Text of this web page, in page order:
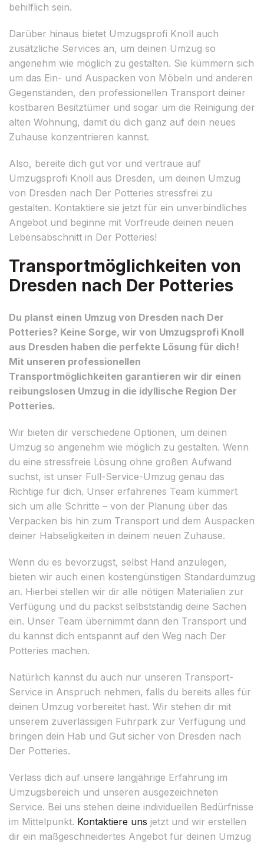
behilflich sein.
Darüber hinaus bietet Umzugsprofi Knoll auch
zusätzliche Services an, um deinen Umzug so
angenehm wie möglich zu gestalten. Sie kümmern sich
um das Ein- und Auspacken von Möbeln und anderen
Gegenständen, den professionellen Transport deiner
kostbaren Besitztümer und sogar um die Reinigung der
alten Wohnung, damit du dich ganz auf dein neues
Zuhause konzentrieren kannst.
Also, bereite dich gut vor und vertraue auf
Umzugsprofi Knoll aus Dresden, um deinen Umzug
von Dresden nach Der Potteries stressfrei zu
gestalten. Kontaktiere sie jetzt für ein unverbindliches
Angebot und beginne mit Vorfreude deinen neuen
Lebensabschnitt in Der Potteries!
Transportmöglichkeiten von
Dresden nach Der Potteries
Du planst einen Umzug von Dresden nach Der
Potteries? Keine Sorge, wir von Umzugsprofi Knoll
aus Dresden haben die perfekte Lösung für dich!
Mit unseren professionellen
Transportmöglichkeiten garantieren wir dir einen
reibungslosen Umzug in die idyllische Region Der
Potteries.
Wir bieten dir verschiedene Optionen, um deinen
Umzug so angenehm wie möglich zu gestalten. Wenn
du eine stressfreie Lösung ohne großen Aufwand
suchst, ist unser Full-Service-Umzug genau das
Richtige für dich. Unser erfahrenes Team kümmert
sich um alle Schritte – von der Planung über das
Verpacken bis hin zum Transport und dem Auspacken
deiner Habseligkeiten in deinem neuen Zuhause.
Wenn du es bevorzugst, selbst Hand anzulegen,
bieten wir auch einen kostengünstigen Standardumzug
an. Hierbei stellen wir dir alle nötigen Materialien zur
Verfügung und du packst selbstständig deine Sachen
ein. Unser Team übernimmt dann den Transport und
du kannst dich entspannt auf den Weg nach Der
Potteries machen.
Natürlich kannst du auch nur unseren Transport-
Service in Anspruch nehmen, falls du bereits alles für
deinen Umzug vorbereitet hast. Wir stehen dir mit
unserem zuverlässigen Fuhrpark zur Verfügung und
bringen dein Hab und Gut sicher von Dresden nach
Der Potteries.
Verlass dich auf unsere langjährige Erfahrung im
Umzugsbereich und unseren ausgezeichneten
Service. Bei uns stehen deine individuellen Bedürfnisse
im Mittelpunkt. Kontaktiere uns jetzt und wir erstellen
dir ein maßgeschneidertes Angebot für deinen Umzug